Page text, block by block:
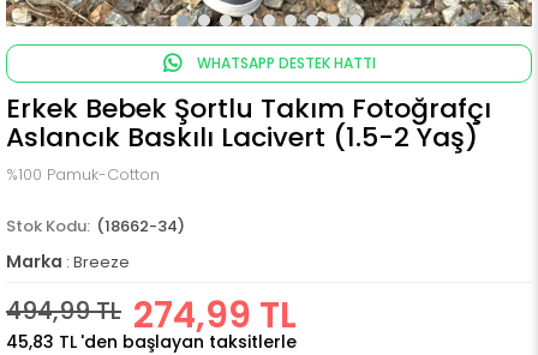
WHATSAPP DESTEK HATTI
Erkek Bebek Şortlu Takım Fotoğrafçı
Aslancık Baskılı Lacivert (1.5-2 Yaş)
%100 Pamuk-Cotton
(18662-34)
Marka : Breeze
494,99 TL 274,99 TL
45,83 TL 'den başlayan taksitlerle